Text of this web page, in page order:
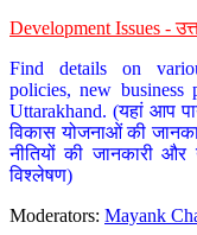
Development Issues -
Find details on
policies, new
Uttarakhand. (यहां आप
विकास योजनाओं की
नीतियों की जानकारी
विश्लेषण)
Moderators: Mayank